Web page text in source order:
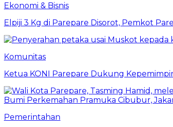
Ekonomi & Bisnis
Elpiji 3 Kg di Parepare Disorot, Pemkot
Komunitas
Ketua KONI Parepare Dukung
Pemerintahan